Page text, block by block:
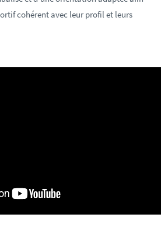
cohérent avec leur profil et leurs